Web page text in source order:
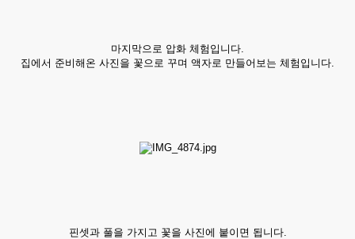
마지막으로 압화 체험입니다.
집에서 준비해온 사진을 꽃으로 꾸며 액자로 만들어보는 체험입니다.
핀셋과 풀을 가지고 꽃을 사진에 붙이면 됩니다.